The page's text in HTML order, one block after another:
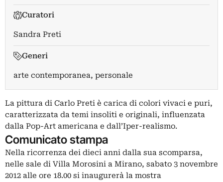
Curatori
Sandra Preti
Generi
arte contemporanea, personale
La pittura di Carlo Preti è carica di colori vivaci e puri,
caratterizzata da temi insoliti e originali, influenzata
dalla Pop-Art americana e dall’Iper-realismo.
Comunicato stampa
Nella ricorrenza dei dieci anni dalla sua scomparsa,
nelle sale di Villa Morosini a Mirano, sabato 3 novembre
2012 alle ore 18.00 si inaugurerà la mostra